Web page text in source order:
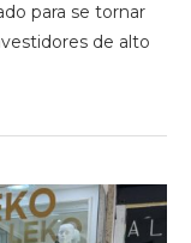
para se tornar
de alto